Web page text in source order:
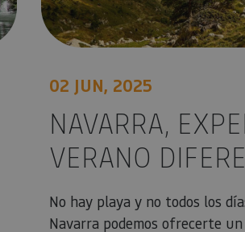
02 JUN, 2025
NAVARRA,
VERANO
No hay playa y no todos los
Navarra podemos ofrecerte